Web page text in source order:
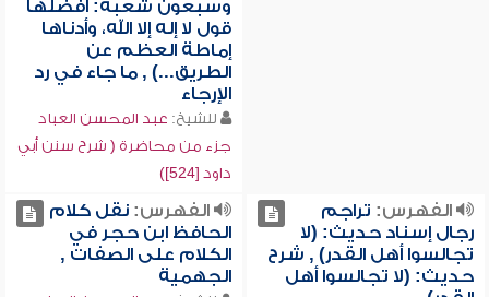
وسبعون شعبة: أفضلها
قول لا إله إلا الله، وأدناها
إماطة العظم عن
الطريق...) , ما جاء في رد
الإرجاء
للشيخ: عبد المحسن العباد
جزء من محاضرة ( شرح سنن أبي
داود [524])
الفهرس: تراجم
رجال إسناد حديث: (لا
تجالسوا أهل القدر) , شرح
حديث: (لا تجالسوا أهل
الفهرس:نقل كلام
الحافظ ابن حجر في
الكلام على الصفات ,
الجهمية